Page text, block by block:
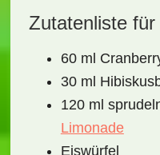
Zutatenliste
60 ml
30 ml
120 ml
Limonade
Eiswürfel